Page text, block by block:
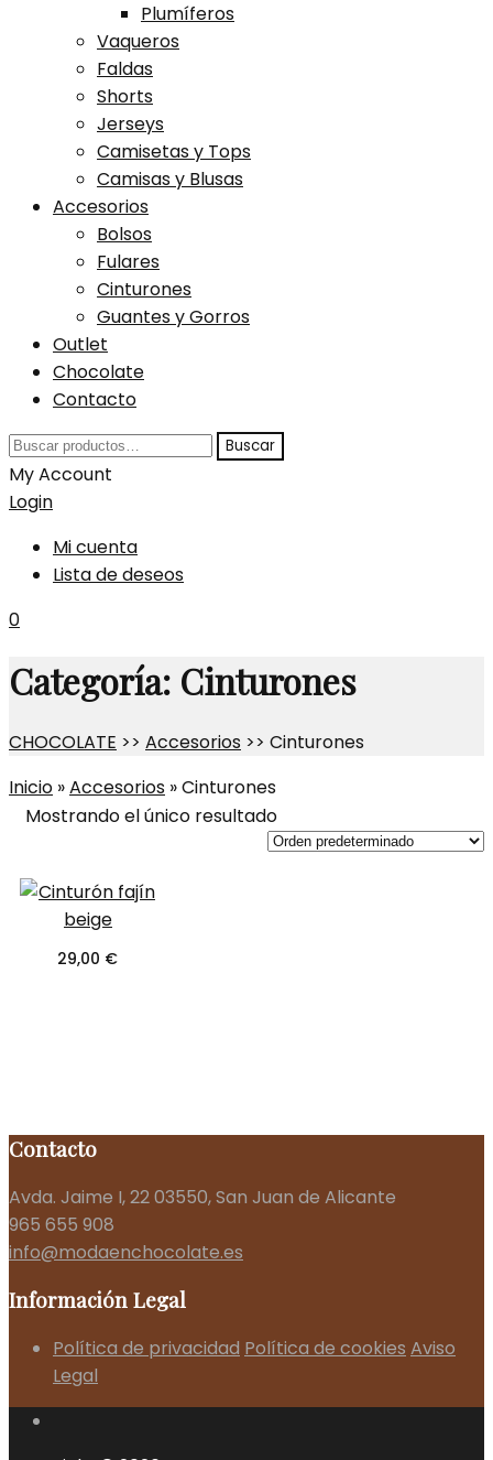
Plumíferos
Vaqueros
Faldas
Shorts
Jerseys
Camisetas y Tops
Camisas y Blusas
Accesorios
Bolsos
Fulares
Cinturones
Guantes y Gorros
Outlet
Chocolate
Contacto
Buscar
por:
Buscar
My Account
Login
Mi cuenta
Lista de deseos
0
Categoría: Cinturones
CHOCOLATE >> Accesorios >> Cinturones
Inicio »Accesorios »Cinturones
Mostrando el único resultado
29,00 €
Contacto
Avda. Jaime I, 22 03550, San Juan de Alicante
965 655 908
info@modaenchocolate.es
Información Legal
Política de privacidad Política de cookies Aviso
Legal